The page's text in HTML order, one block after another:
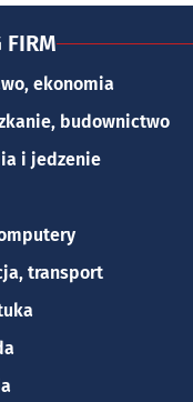
FIRM
ekonomia
budownictwo
i jedzenie
transport